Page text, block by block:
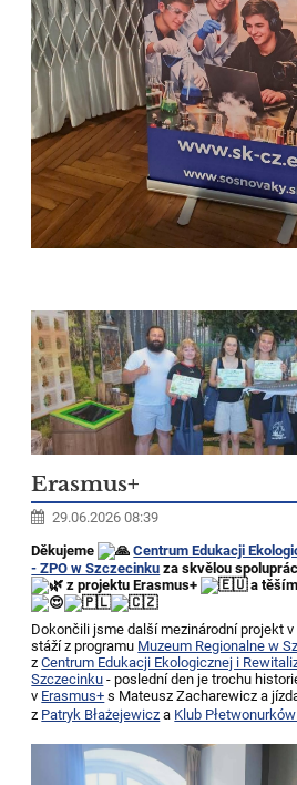
Erasmus+
29.06.2026 08:39
Děkujeme
Centrum Edukacji
- ZPO w Szczecinku za skvělou
z projektu Erasmus+
a
Dokončili jsme další mezinárodní projekt v
stáží z programu Muzeum Regionalne w
zCentrum Edukacji Ekologicznej i
Szczecinku - poslední den je trochu
v Erasmus+ s Mateusz Zacharewicz a
z Patryk Błażejewicz a Klub